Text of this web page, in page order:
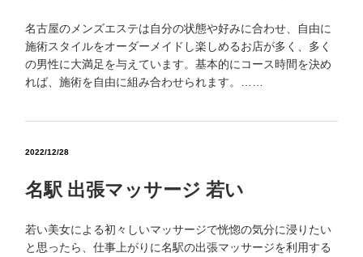
名古屋のメンズエステは自分の状態や好みに合わせ、自由に
施術スタイルをオーダーメイドし楽しめるお店が多く、多く
の男性に大満足を与えています。基本的にコース時間を決め
れば、施術を自由に組み合わせられます。……
2022/12/28
名駅 出張マッサージ 若い
若い美女による初々しいマッサージで恍惚の気分に浸りたい
と思ったら、仕事上がりに名駅の出張マッサージを利用する